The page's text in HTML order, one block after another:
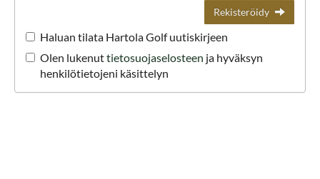
Rekisteröidy
Haluan tilata Hartola Golf uutiskirjeen
Olen lukenuttietosuojaselosteen ja hyväksyn
henkilötietojeni käsittelyn